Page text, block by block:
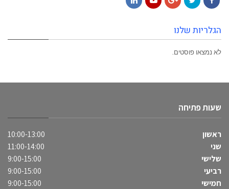
הגלריות שלנו
לא נמצאו פוסטים.
שעות פתיחה
ראשון
10:00-13:00
שני
11:00-14:00
שלישי
9:00-15:00
רביעי
9:00-15:00
חמישי
9:00-15:00